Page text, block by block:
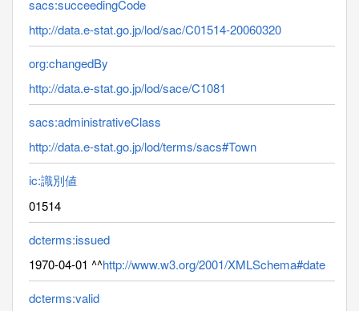
sacs:succeedingCode
http://data.e-stat.go.jp/lod/sac/C01514-20060320
org:changedBy
http://data.e-stat.go.jp/lod/sace/C1081
sacs:administrativeClass
http://data.e-stat.go.jp/lod/terms/sacs#Town
ic:識別値
01514
dcterms:issued
1970-04-01 ^^http://www.w3.org/2001/XMLSchema#date
dcterms:valid